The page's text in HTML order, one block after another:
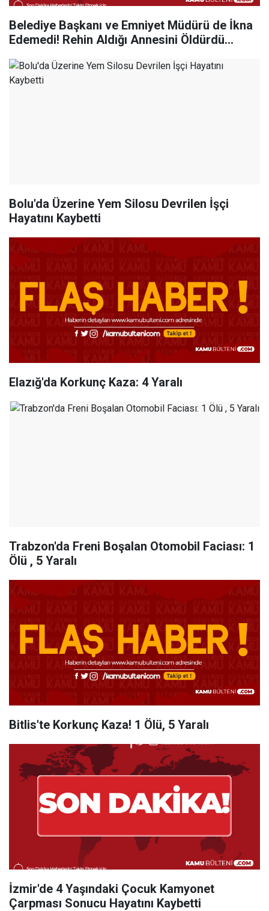
Belediye Başkanı ve Emniyet Müdürü de İkna
Edemedi! Rehin Aldığı Annesini Öldürdü...
Bolu'da Üzerine Yem Silosu Devrilen İşçi
Hayatını Kaybetti
Elazığ'da Korkunç Kaza: 4 Yaralı
Trabzon'da Freni Boşalan Otomobil Faciası: 1
Ölü , 5 Yaralı
Bitlis'te Korkunç Kaza! 1 Ölü, 5 Yaralı
İzmir'de 4 Yaşındaki Çocuk Kamyonet
Çarpması Sonucu Hayatını Kaybetti